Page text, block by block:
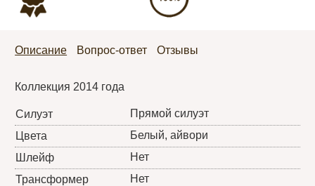
Описание Вопрос-ответ Отзывы
Коллекция 2014 года
Силуэт
Прямой силуэт
Цвета
Белый, айвори
Шлейф
Нет
Трансформер
Нет